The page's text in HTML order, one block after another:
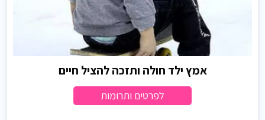
אמץ ילד חולה ותזכה להציל חיים
לפרטים ותרומות